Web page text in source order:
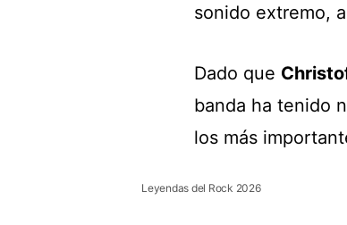
sonido extremo,
Dado que
banda ha tenido
los más
Leyendas del Rock 2026